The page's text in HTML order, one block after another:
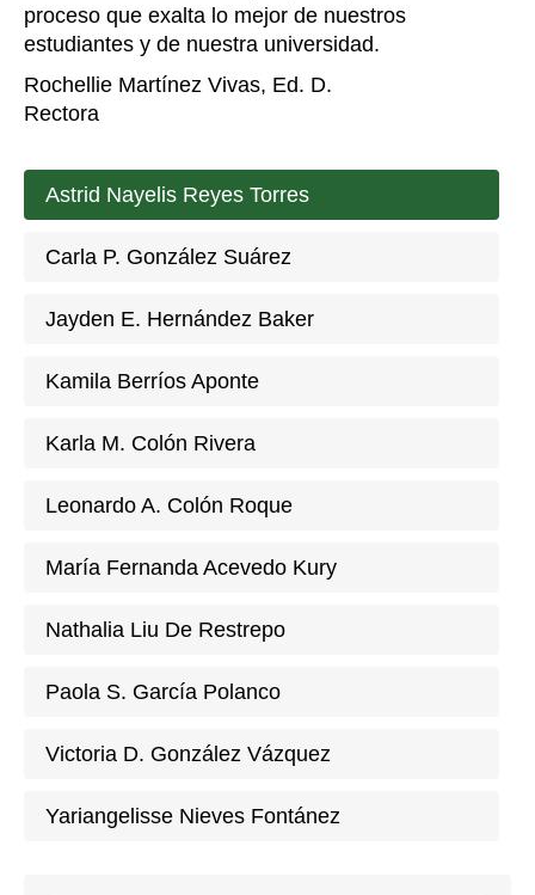
proceso que exalta lo mejor de nuestros
estudiantes y de nuestra universidad.
Rochellie Martínez Vivas, Ed. D.
Rectora
Astrid Nayelis Reyes Torres
Carla P. González Suárez
Jayden E. Hernández Baker
Kamila Berríos Aponte
Karla M. Colón Rivera
Leonardo A. Colón Roque
María Fernanda Acevedo Kury
Nathalia Liu De Restrepo
Paola S. García Polanco
Victoria D. González Vázquez
Yariangelisse Nieves Fontánez